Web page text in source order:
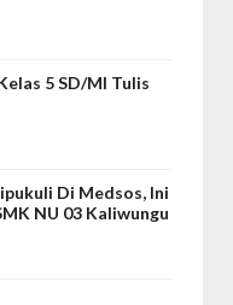
5 SD/MI Tulis
Di Medsos, Ini
NU 03 Kaliwungu